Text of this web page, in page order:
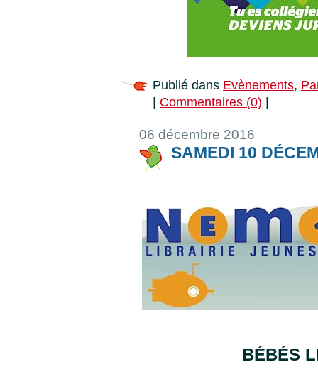
Publié dans Evènements,
| Commentaires (0) |
06 décembre 2016
SAMEDI 10
BÉBÉS